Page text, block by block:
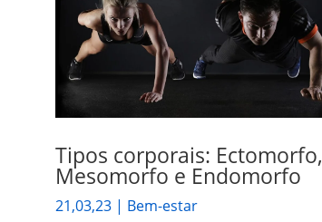
Tipos corporais: Ectomorfo,
Mesomorfo e Endomorfo
21,03,23| Bem-estar